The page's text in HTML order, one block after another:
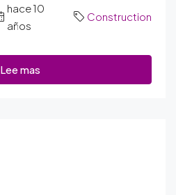
hace 10
años
Construction
Lee mas